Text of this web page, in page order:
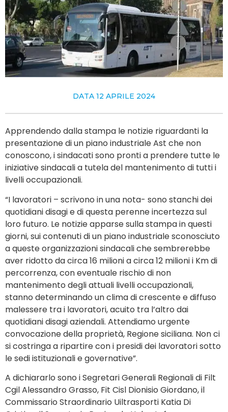
DATA 12 APRILE 2024
Apprendendo dalla stampa le notizie riguardanti la
presentazione di un piano industriale Ast che non
conoscono, i sindacati sono pronti a prendere tutte le
iniziative sindacali a tutela del mantenimento di tutti i
livelli occupazionali.
“I lavoratori – scrivono in una nota- sono stanchi dei
quotidiani disagi e di questa perenne incertezza sul
loro futuro. Le notizie apparse sulla stampa in questi
giorni, sui contenuti di un piano industriale sconosciuto
a queste organizzazioni sindacali che sembrerebbe
aver ridotto da circa 16 milioni a circa 12 milioni i Km di
percorrenza, con eventuale rischio di non
mantenimento degli attuali livelli occupazionali,
stanno determinando un clima di crescente e diffuso
malessere tra i lavoratori, acuito tra l’altro dai
quotidiani disagi aziendali. Attendiamo urgente
convocazione della proprietà, Regione siciliana. Non ci
si costringa a ripartire con i presidi dei lavoratori sotto
le sedi istituzionali e governative”.
A dichiararlo sono i Segretari Generali Regionali di Filt
Cgil Alessandro Grasso, Fit Cisl Dionisio Giordano, il
Commissario Straordinario Uiltrasporti Katia Di